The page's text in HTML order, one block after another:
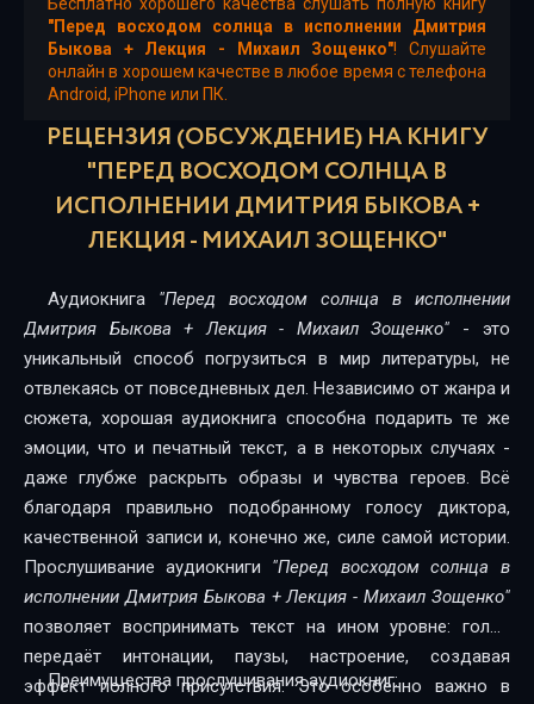
15
16
17
"Перед восходом солнца в исполнении Дмитрия
Быкова + Лекция - Михаил Зощенко"! Слушайте
онлайн в хорошем качестве в любое время с телефона
Android, iPhone или ПК.
РЕЦЕНЗИЯ (ОБСУЖДЕНИЕ) НА КНИГУ
"ПЕРЕД ВОСХОДОМ СОЛНЦА В
ИСПОЛНЕНИИ ДМИТРИЯ БЫКОВА +
ЛЕКЦИЯ - МИХАИЛ ЗОЩЕНКО"
Аудиокнига "Перед восходом солнца в исполнении
Дмитрия Быкова + Лекция - Михаил Зощенко" - это
уникальный способ погрузиться в мир литературы, не
отвлекаясь от повседневных дел. Независимо от жанра и
сюжета, хорошая аудиокнига способна подарить те же
эмоции, что и печатный текст, а в некоторых случаях -
даже глубже раскрыть образы и чувства героев. Всё
благодаря правильно подобранному голосу диктора,
качественной записи и, конечно же, силе самой истории.
Прослушивание аудиокниги "Перед восходом солнца в
исполнении Дмитрия Быкова + Лекция - Михаил Зощенко"
позволяет воспринимать текст на ином уровне: голос
передаёт интонации, паузы, настроение, создавая
эффект полного присутствия. Это особенно важно в
Преимущества прослушивания аудиокниг: